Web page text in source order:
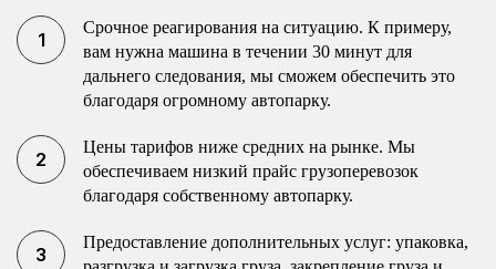
Срочное реагирования на ситуацию. К примеру,
вам нужна машина в течении 30 минут для
дальнего следования, мы сможем обеспечить это
благодаря огромному автопарку.
Цены тарифов ниже средних на рынке. Мы
обеспечиваем низкий прайс грузоперевозок
благодаря собственному автопарку.
Предоставление дополнительных услуг: упаковка,